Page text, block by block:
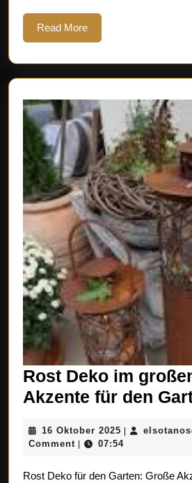
Read MoreRead
More
Rost Deko im
Akzente für den
16 Oktober 2025 16
Oktober
Comment
07:54
Rost Deko für den Garten: Große